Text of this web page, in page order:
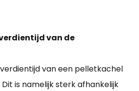
van de
van een pelletkachel
Dit is namelijk sterk afhankelijk